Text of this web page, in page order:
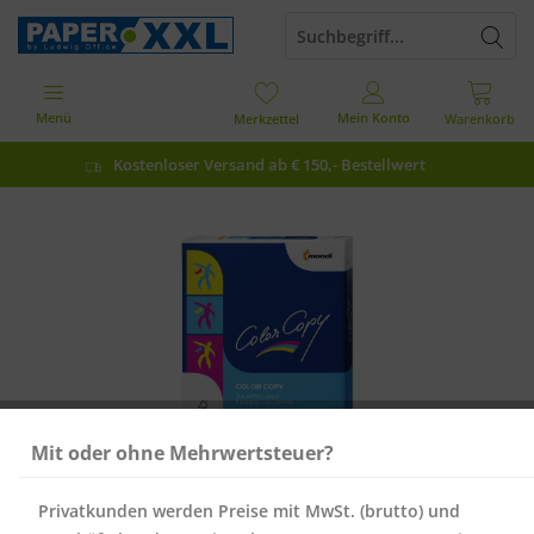
Kostenloser Versand ab € 150,- Bestellwert
Warenkorb
Merkzettel Mein Konto
Menü
Mit oder ohne Mehrwertsteuer?
Privatkunden werden Preise mit MwSt. (brutto) und